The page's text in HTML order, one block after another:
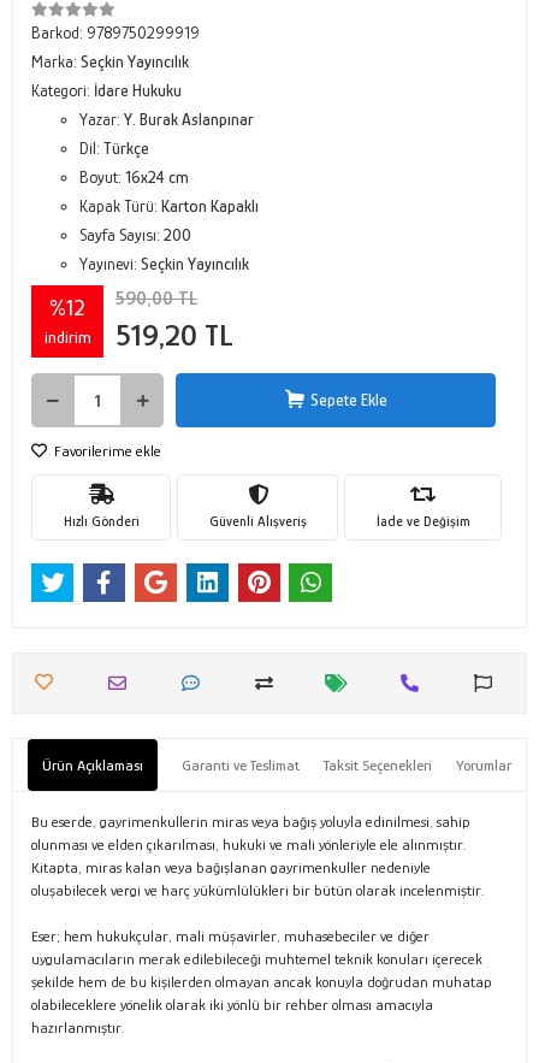
Barkod: 9789750299919
Marka: Seçkin Yayıncılık
Kategori: İdare Hukuku
Yazar: Y. Burak Aslanpınar
Dil: Türkçe
Boyut: 16x24 cm
Kapak Türü: Karton Kapaklı
Sayfa Sayısı: 200
Yayınevi: Seçkin Yayıncılık
%12
indirim
590,00 TL
519,20 TL
Sepete Ekle
Favorilerime ekle
Hızlı Gönderi Güvenli Alışveriş İade ve Değişim
Ürün Açıklaması Garanti ve Teslimat Taksit Seçenekleri Yorumlar
Bu eserde, gayrimenkullerin miras veya bağış yoluyla edinilmesi, sahip
olunması ve elden çıkarılması, hukuki ve mali yönleriyle ele alınmıştır.
Kitapta, miras kalan veya bağışlanan gayrimenkuller nedeniyle
oluşabilecek vergi ve harç yükümlülükleri bir bütün olarak incelenmiştir.
Eser; hem hukukçular, mali müşavirler, muhasebeciler ve diğer
uygulamacıların merak edilebileceği muhtemel teknik konuları içerecek
şekilde hem de bu kişilerden olmayan ancak konuyla doğrudan muhatap
olabileceklere yönelik olarak iki yönlü bir rehber olması amacıyla
hazırlanmıştır.